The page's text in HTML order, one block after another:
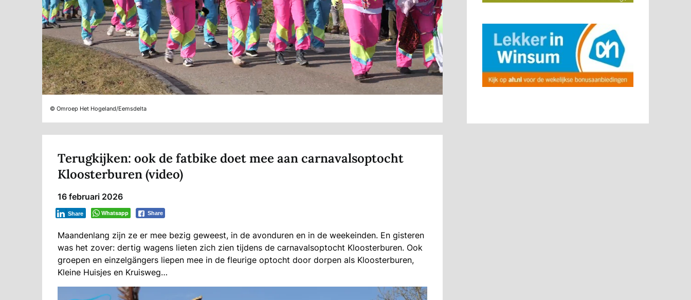
© Omroep Het Hogeland/Eemsdelta
Terugkijken: ook de fatbike doet mee aan carnavalsoptocht
Kloosterburen (video)
16 februari 2026
Whatsapp Share
Share
Maandenlang zijn ze er mee bezig geweest, in de avonduren en in de weekeinden. En gisteren
was het zover: dertig wagens lieten zich zien tijdens de carnavalsoptocht Kloosterburen. Ook
groepen en einzelgängers liepen mee in de fleurige optocht door dorpen als Kloosterburen,
Kleine Huisjes en Kruisweg…